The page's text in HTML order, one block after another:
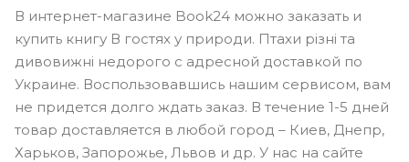
В интернет-магазине Book24 можно заказать и
купить книгу В гостях у природи. Птахи різні та
дивовижні недорого с адресной доставкой по
Украине. Воспользовавшись нашим сервисом, вам
не придется долго ждать заказ. В течение 1-5 дней
товар доставляется в любой город – Киев, Днепр,
Харьков, Запорожье, Львов и др. У нас на сайте